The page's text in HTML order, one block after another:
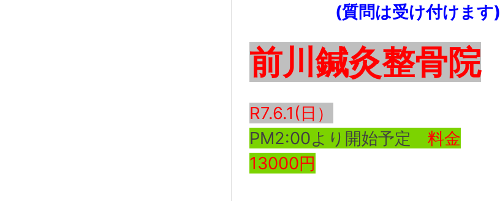
(質問は受け付けます)
前川鍼灸整骨院
R7.6.1(日）
PM2:00より開始予定
料金
13000円